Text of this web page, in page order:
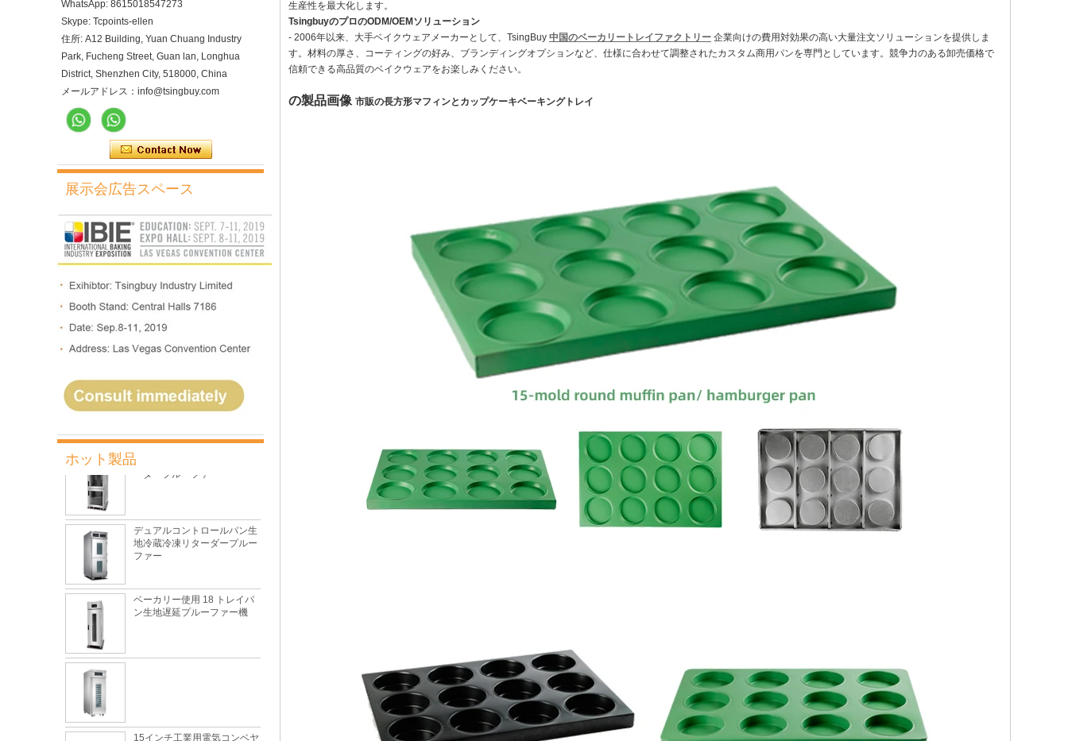
WhatsApp: 8615018547273
Skype: Tcpoints-ellen
住所: A12 Building, Yuan Chuang Industry
Park, Fucheng Street, Guan lan, Longhua
District, Shenzhen City, 518000, China
メールアドレス：info@tsingbuy.com
展示会広告スペース
ホット製品
10トレイ電気ロータリーコン
ベクションオーブン（プルー
ファー付き）
10 トレイロータリー対流オ
ン
ベクション オーブン (プルー
ファー付き)
業務用ベーカリーマシンリタ
地冷蔵冷凍リターダープルー
ファー
ン生地遅延プルーファー機
ーピザオーブン
生産性を最大化します。
TsingbuyのプロのODM/OEMソリューション
- 2006年以来、大手ベイクウェアメーカーとして、TsingBuy 中国のベーカリートレイファクトリー 企業向けの費用対効果の高い大量注文ソリューションを提供しま
す。材料の厚さ、コーティングの好み、ブランディングオプションなど、仕様に合わせて調整されたカスタム商用パンを専門としています。競争力のある卸売価格で
信頼できる高品質のベイクウェアをお楽しみください。
の製品画像 市販の長方形マフィンとカップケーキベーキングトレイ